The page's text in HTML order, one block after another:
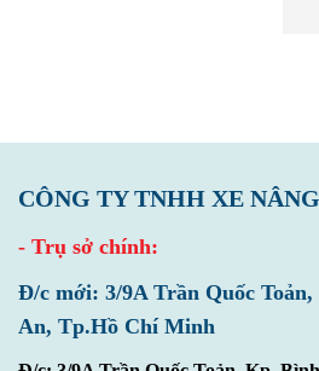
CÔNG TY TNHH XE
- Trụ sở chính:
Đ/c mới: 3/9A Trần Quốc
An, Tp.Hồ Chí Minh